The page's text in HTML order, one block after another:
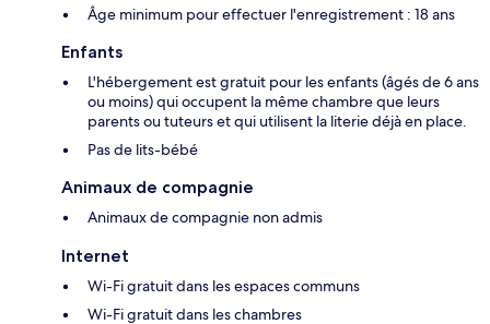
Âge minimum pour effectuer l'enregistrement : 18 ans
Enfants
L'hébergement est gratuit pour les enfants (âgés de 6 ans
ou moins) qui occupent la même chambre que leurs
parents ou tuteurs et qui utilisent la literie déjà en place.
Pas de lits-bébé
Animaux de compagnie
Animaux de compagnie non admis
Internet
Wi-Fi gratuit dans les espaces communs
Wi-Fi gratuit dans les chambres